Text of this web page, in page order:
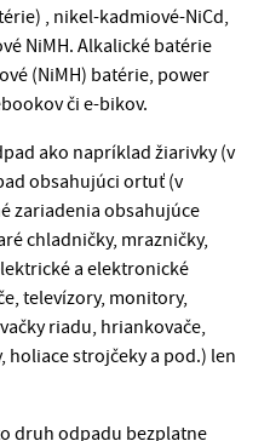
, nikel-kadmiové-NiCd,
NiMH. Alkalické batérie
(NiMH) batérie, power
či e-bikov.
ako napríklad žiarivky (v
obsahujúci ortuť (v
zariadenia obsahujúce
chladničky, mrazničky,
a elektronické
televízory, monitory,
riadu, hriankovače,
holiace strojčeky a pod.) len
druh odpadu bezplatne